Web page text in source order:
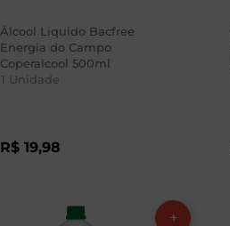
Álcool Liquido Bacfree
Energia do Campo
Coperalcool 500ml
1 Unidade
R$ 19,98